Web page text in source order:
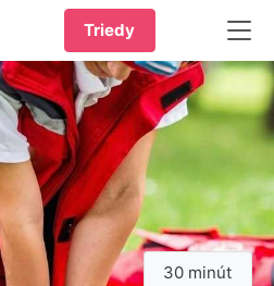
Triedy
30 minút